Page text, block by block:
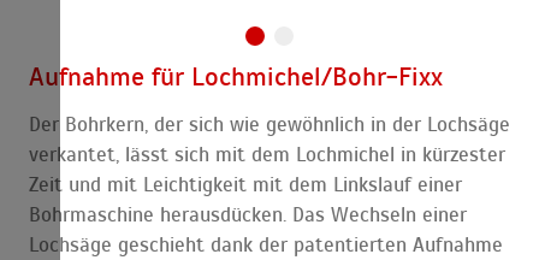
Aufnahme für Lochmichel/Bohr-Fixx
Der Bohrkern, der sich wie gewöhnlich in der Lochsäge
verkantet, lässt sich mit dem Lochmichel in kürzester
Zeit und mit Leichtigkeit mit dem Linkslauf einer
Bohrmaschine herausdücken. Das Wechseln einer
Lochsäge geschieht dank der patentierten Aufnahme